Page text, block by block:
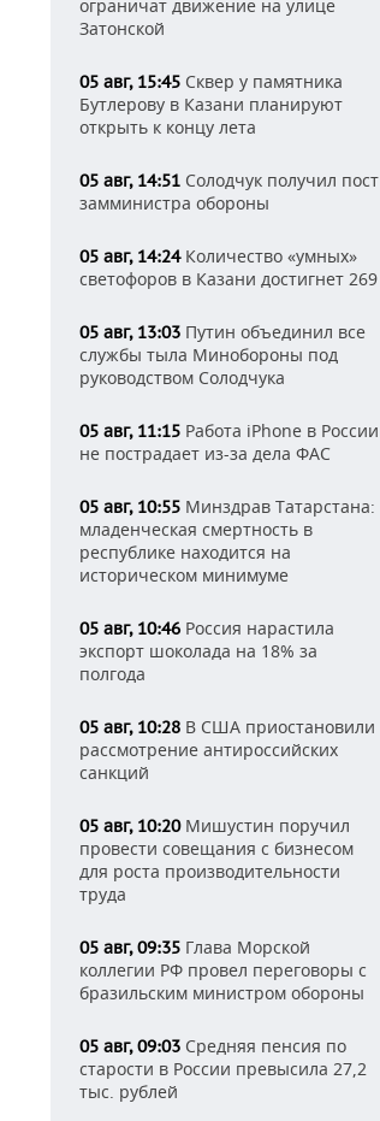
ограничат движение на улице
Затонской
05 авг, 15:45 Сквер у памятника
Бутлерову в Казани планируют
открыть к концу лета
05 авг, 14:51 Солодчук получил пост
замминистра обороны
05 авг, 14:24Количество «умных»
светофоров в Казани достигнет 269
05 авг, 13:03 Путин объединил все
службы тыла Минобороны под
руководством Солодчука
05 авг, 11:15 Работа iPhone в России
не пострадает из-за дела ФАС
05 авг, 10:55 Минздрав Татарстана:
младенческая смертность в
республике находится на
историческом минимуме
05 авг, 10:46 Россия нарастила
экспорт шоколада на 18% за
полгода
05 авг, 10:28 В США приостановили
рассмотрение антироссийских
санкций
05 авг, 10:20Мишустин поручил
провести совещания с бизнесом
для роста производительности
труда
05 авг, 09:35 Глава Морской
коллегии РФ провел переговоры с
бразильским министром обороны
05 авг, 09:03 Средняя пенсия по
старости в России превысила 27,2
тыс. рублей